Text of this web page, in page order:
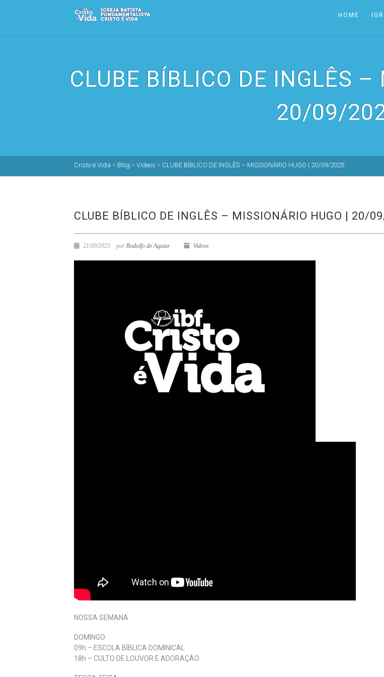
HOME
CLUBE BÍBLICO DE INGLÊS –
20/09/
Cristo é Vida > Blog > Videos > CLUBE BÍBLICO DE INGLÊS – MISSIONÁRIO HUGO | 20/09/2025
CLUBE BÍBLICO DE INGLÊS – MISSIONÁRIO HUGO | 20/
21/09/2025 por Rodolfo de Aguiar Videos
NOSSA SEMANA
DOMINGO
09h – ESCOLA BÍBLICA DOMINICAL
18h – CULTO DE LOUVOR E ADORAÇÃO